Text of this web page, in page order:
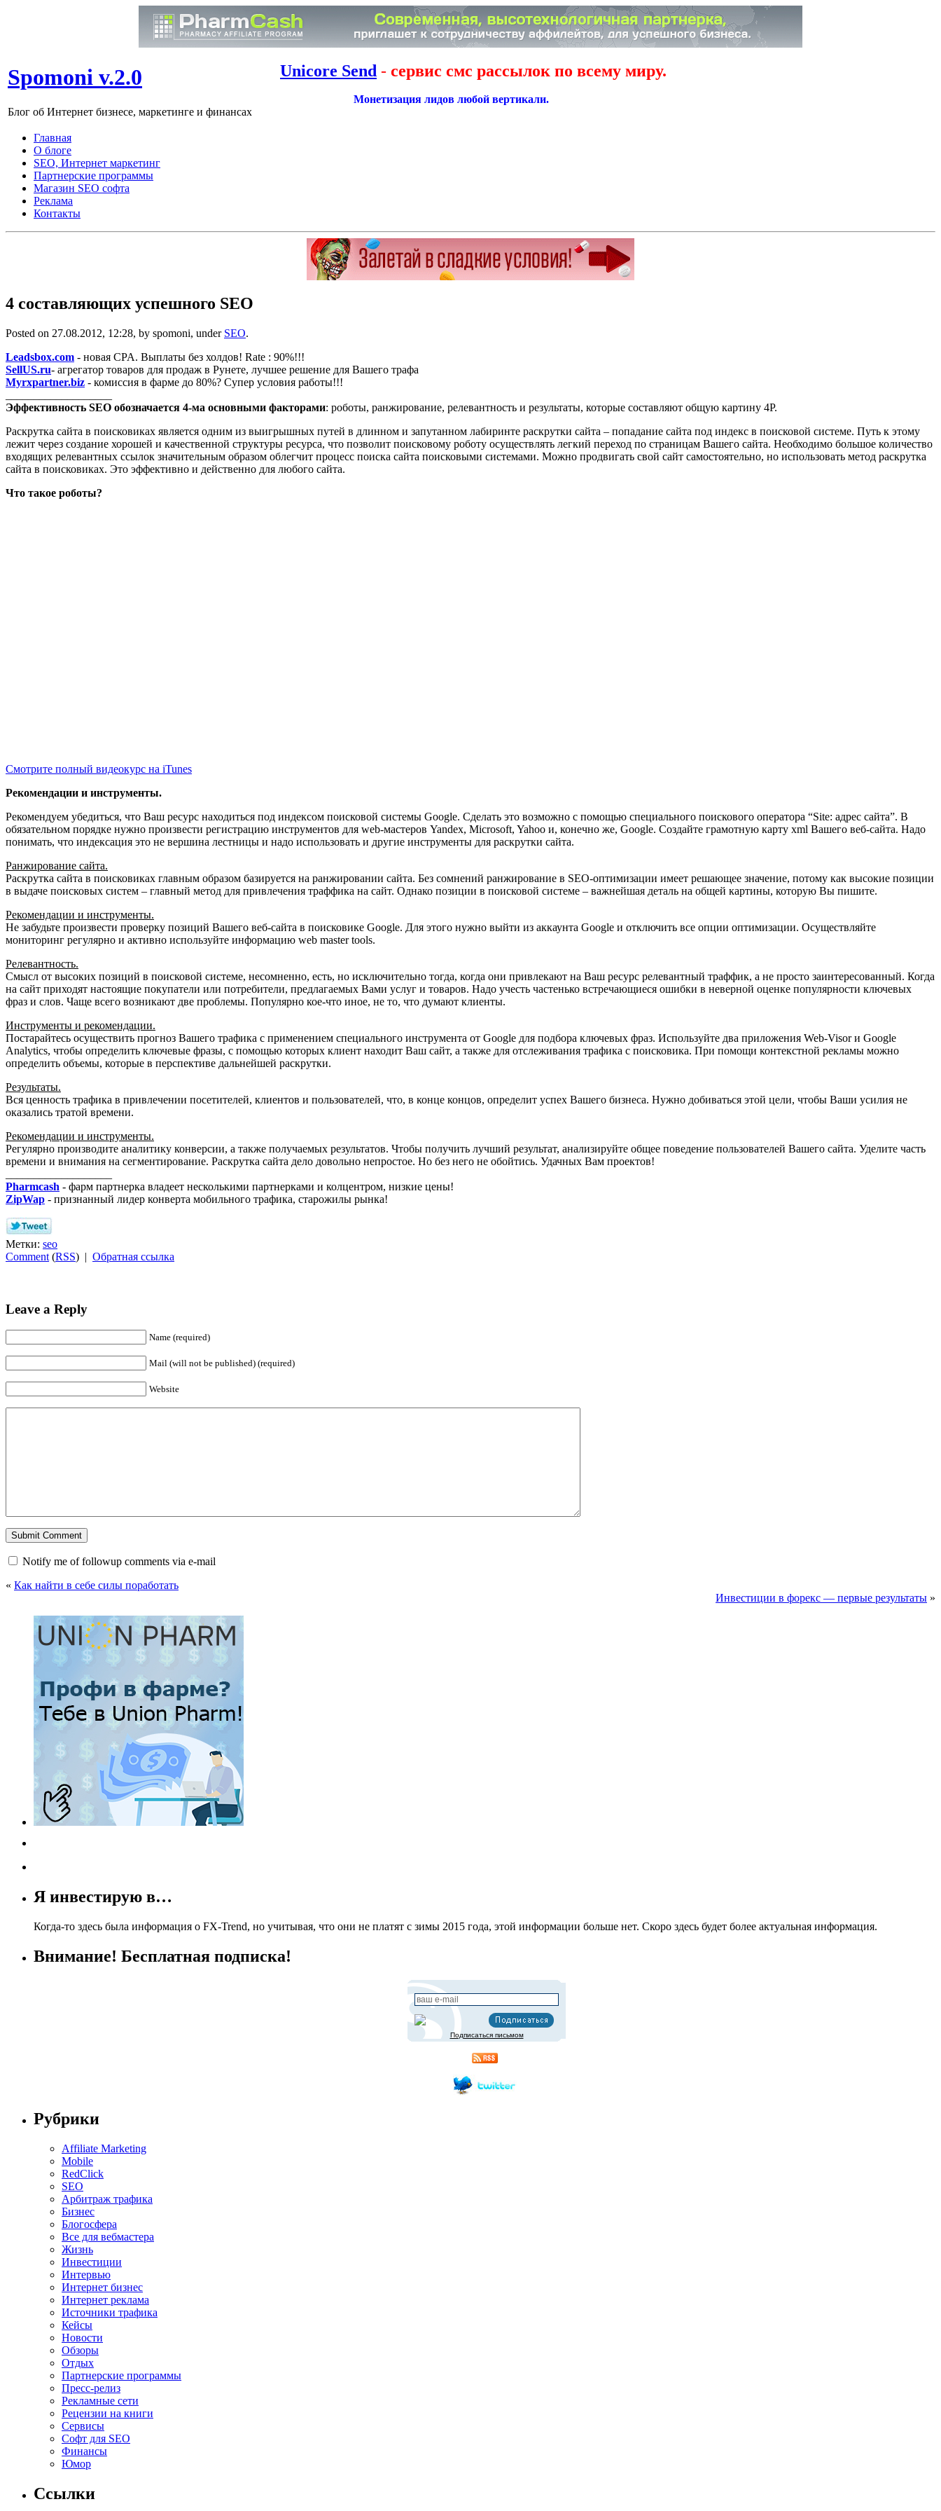
Spomoni v.2.0
Блог об Интернет бизнесе, маркетинге и финансах
Unicore Send - сервис смс рассылок по всему миру.
Монетизация лидов любой вертикали.
Главная
О блоге
SEO, Интернет маркетинг
Партнерские программы
Магазин SEO софта
Реклама
Контакты
4 составляющих успешного SEO
Posted on 27.08.2012, 12:28, by spomoni, under SEO.
Leadsbox.com - новая CPA. Выплаты без холдов! Rate : 90%!!!
SellUS.ru- агрегатор товаров для продаж в Рунете, лучшее решение для Вашего трафа
Myrxpartner.biz - комиссия в фарме до 80%? Супер условия работы!!!
Эффективность SEO обозначается 4-ма основными факторами: роботы, ранжирование, релевантность и результаты, которые составляют общую картину 4P.
Раскрутка сайта в поисковиках является одним из выигрышных путей в длинном и запутанном лабиринте раскрутки сайта – попадание сайта под индекс в поисковой системе. Путь к этому
лежит через создание хорошей и качественной структуры ресурса, что позволит поисковому роботу осуществлять легкий переход по страницам Вашего сайта. Необходимо большое количество
входящих релевантных ссылок значительным образом облегчит процесс поиска сайта поисковыми системами. Можно продвигать свой сайт самостоятельно, но использовать метод раскрутка
сайта в поисковиках. Это эффективно и действенно для любого сайта.
Что такое роботы?
Смотрите полный видеокурс на iTunes
Рекомендации и инструменты.
Рекомендуем убедиться, что Ваш ресурс находиться под индексом поисковой системы Google. Сделать это возможно с помощью специального поискового оператора “Site: адрес сайта”. В
обязательном порядке нужно произвести регистрацию инструментов для web-мастеров Yandex, Microsoft, Yahoo и, конечно же, Google. Создайте грамотную карту xml Вашего веб-сайта. Надо
понимать, что индексация это не вершина лестницы и надо использовать и другие инструменты для раскрутки сайта.
Ранжирование сайта.
Раскрутка сайта в поисковиках главным образом базируется на ранжировании сайта. Без сомнений ранжирование в SEO-оптимизации имеет решающее значение, потому как высокие позиции
в выдаче поисковых систем – главный метод для привлечения траффика на сайт. Однако позиции в поисковой системе – важнейшая деталь на общей картины, которую Вы пишите.
Рекомендации и инструменты.
Не забудьте произвести проверку позиций Вашего веб-сайта в поисковике Google. Для этого нужно выйти из аккаунта Google и отключить все опции оптимизации. Осуществляйте
мониторинг регулярно и активно используйте информацию web master tools.
Релевантность.
Смысл от высоких позиций в поисковой системе, несомненно, есть, но исключительно тогда, когда они привлекают на Ваш ресурс релевантный траффик, а не просто заинтересованный. Когда
на сайт приходят настоящие покупатели или потребители, предлагаемых Вами услуг и товаров. Надо учесть частенько встречающиеся ошибки в неверной оценке популярности ключевых
фраз и слов. Чаще всего возникают две проблемы. Популярно кое-что иное, не то, что думают клиенты.
Инструменты и рекомендации.
Постарайтесь осуществить прогноз Вашего трафика с применением специального инструмента от Google для подбора ключевых фраз. Используйте два приложения Web-Visor и Google
Analytics, чтобы определить ключевые фразы, с помощью которых клиент находит Ваш сайт, а также для отслеживания трафика с поисковика. При помощи контекстной рекламы можно
определить объемы, которые в перспективе дальнейшей раскрутки.
Результаты.
Вся ценность трафика в привлечении посетителей, клиентов и пользователей, что, в конце концов, определит успех Вашего бизнеса. Нужно добиваться этой цели, чтобы Ваши усилия не
оказались тратой времени.
Рекомендации и инструменты.
Регулярно производите аналитику конверсии, а также получаемых результатов. Чтобы получить лучший результат, анализируйте общее поведение пользователей Вашего сайта. Уделите часть
времени и внимания на сегментирование. Раскрутка сайта дело довольно непростое. Но без него не обойтись. Удачных Вам проектов!
Pharmcash - фарм партнерка владеет несколькими партнерками и колцентром, низкие цены!
ZipWap - признанный лидер конверта мобильного трафика, старожилы рынка!
Метки: seo
Comment (RSS) | Обратная ссылка
Leave a Reply
Name (required)
Mail (will not be published) (required)
Website
Notify me of followup comments via e-mail
« Как найти в себе силы поработать
Инвестиции в форекс — первые результаты »
Я инвестирую в…
Когда-то здесь была информация о FX-Trend, но учитывая, что они не платят с зимы 2015 года, этой информации больше нет. Скоро здесь будет более актуальная информация.
Внимание! Бесплатная подписка!
Подписаться письмом
Рубрики
Affiliate Marketing
Mobile
RedClick
SEO
Арбитраж трафика
Бизнес
Блогосфера
Все для вебмастера
Жизнь
Инвестиции
Интервью
Интернет бизнес
Интернет реклама
Источники трафика
Кейсы
Новости
Обзоры
Отдых
Партнерские программы
Пресс-релиз
Рекламные сети
Рецензии на книги
Сервисы
Софт для SEO
Финансы
Юмор
Ссылки